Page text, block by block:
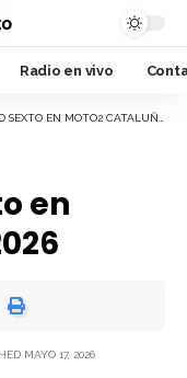
Radio en vivo
EN MOTO2 CATALUÑA 2026
en
MAYO 17, 2026